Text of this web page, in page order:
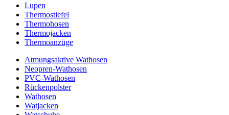
Lupen
Thermostiefel
Thermohosen
Thermojacken
Thermoanzüge
Atmungsaktive Wathosen
Neopren-Wathosen
PVC-Wathosen
Rückenpolster
Wathosen
Watjacken